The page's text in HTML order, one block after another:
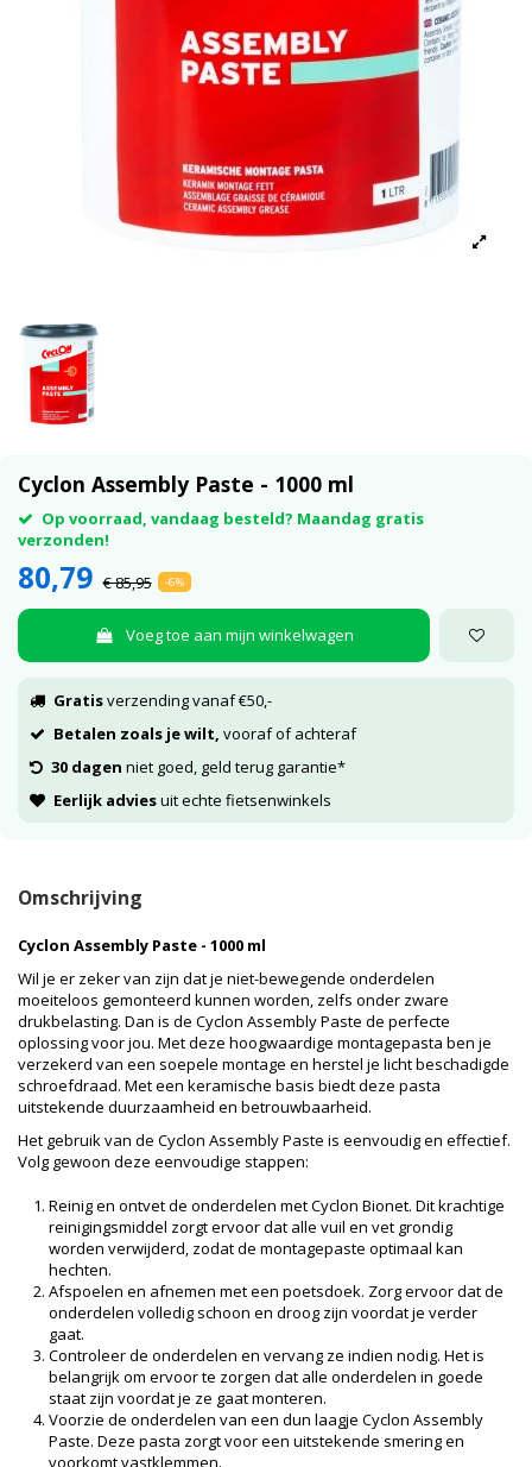
Cyclon Assembly Paste - 1000 ml
Op voorraad, vandaag besteld? Maandag gratis
verzonden!
80,79 € 85,95 -6%
Voeg toe aan mijn winkelwagen
Gratisverzending vanaf €50,-
Betalen zoals je wilt, vooraf of achteraf
30 dagen niet goed, geld terug garantie*
Eerlijk adviesuit echte fietsenwinkels
Omschrijving
Cyclon Assembly Paste - 1000 ml
Wil je er zeker van zijn dat je niet-bewegende onderdelen
moeiteloos gemonteerd kunnen worden, zelfs onder zware
drukbelasting. Dan is de Cyclon Assembly Paste de perfecte
oplossing voor jou. Met deze hoogwaardige montagepasta ben je
verzekerd van een soepele montage en herstel je licht beschadigde
schroefdraad. Met een keramische basis biedt deze pasta
uitstekende duurzaamheid en betrouwbaarheid.
Het gebruik van de Cyclon Assembly Paste is eenvoudig en effectief.
Volg gewoon deze eenvoudige stappen:
Reinig en ontvet de onderdelen met Cyclon Bionet. Dit krachtige
reinigingsmiddel zorgt ervoor dat alle vuil en vet grondig
worden verwijderd, zodat de montagepaste optimaal kan
hechten.
Afspoelen en afnemen met een poetsdoek. Zorg ervoor dat de
onderdelen volledig schoon en droog zijn voordat je verder
gaat.
Controleer de onderdelen en vervang ze indien nodig. Het is
belangrijk om ervoor te zorgen dat alle onderdelen in goede
staat zijn voordat je ze gaat monteren.
Voorzie de onderdelen van een dun laagje Cyclon Assembly
Paste. Deze pasta zorgt voor een uitstekende smering en
voorkomt vastklemmen.